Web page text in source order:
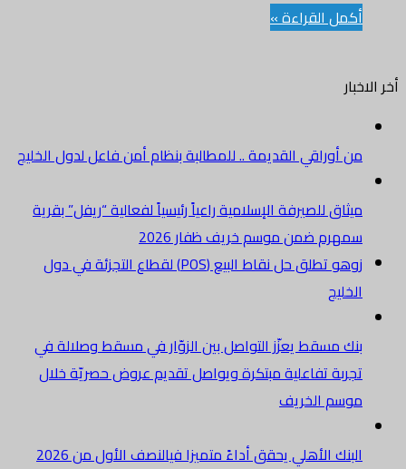
أكمل القراءة »
أخر الاخبار
من أوراقي القديمة .. للمطالبة بنظام أمن فاعل لدول الخليج
ميثاق للصيرفة الإسلامية راعياً رئيسياً لفعالية “ريفل” بقرية
سمهرم ضمن موسم خريف ظفار 2026
زوهو تطلق حل نقاط البيع (POS) لقطاع التجزئة في دول
الخليج
بنك مسقط يعزّز التواصل بين الزوّار في مسقط وصلالة في
تجربة تفاعلية مبتكرة ويواصل تقديم عروض حصريّة خلال
موسم الخريف
البنك الأهلي يحقق أداءً متميزا فيالنصف الأول من 2026